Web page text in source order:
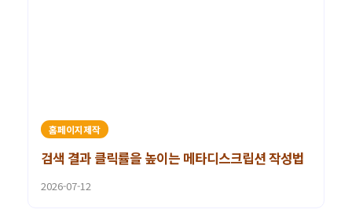
홈페이지제작
검색 결과 클릭률을 높이는 메타디스크립션 작성법
2026-07-12